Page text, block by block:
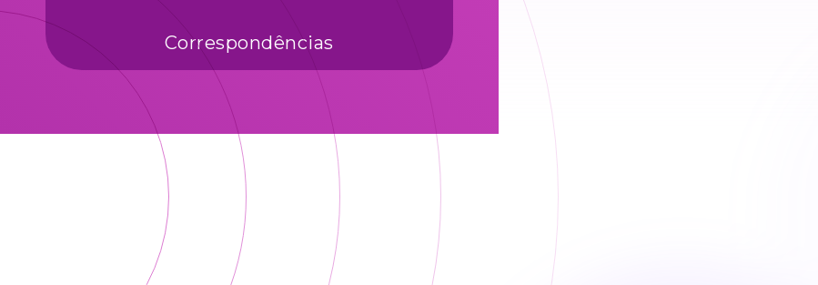
Correspondências